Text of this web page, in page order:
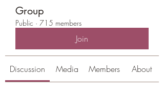
Group
Public · 715 members
Join
Discussion Media Members About